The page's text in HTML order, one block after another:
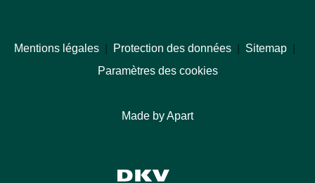
Mentions légales Protection des données Sitemap
Paramètres des cookies
Made by Apart